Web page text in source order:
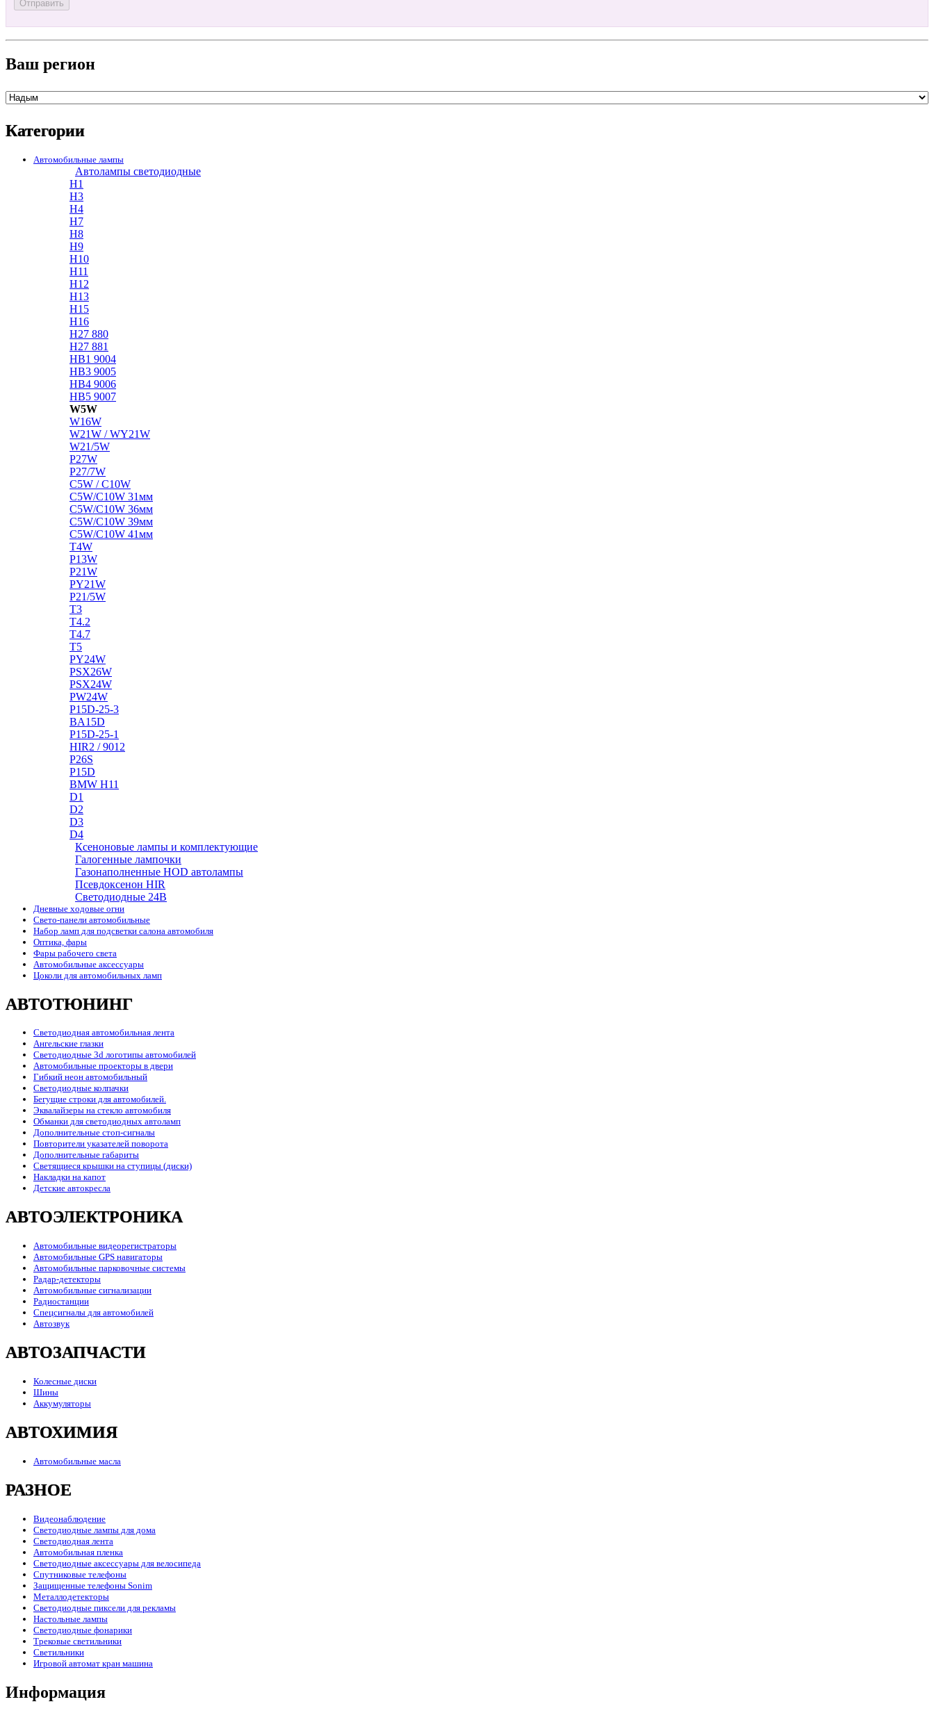
Ваш регион
Категории
Автомобильные лампы
Автолампы светодиодные
H1
H3
H4
H7
H8
H9
H10
H11
H12
H13
H15
H16
H27 880
H27 881
HB1 9004
HB3 9005
HB4 9006
HB5 9007
W5W
W16W
W21W / WY21W
W21/5W
P27W
P27/7W
C5W / C10W
C5W/C10W 31мм
C5W/C10W 36мм
C5W/C10W 39мм
C5W/C10W 41мм
T4W
P13W
P21W
PY21W
P21/5W
T3
T4.2
T4.7
T5
PY24W
PSX26W
PSX24W
PW24W
P15D-25-3
BA15D
P15D-25-1
HIR2 / 9012
P26S
P15D
BMW H11
D1
D2
D3
D4
Ксеноновые лампы и комплектующие
Галогенные лампочки
Газонаполненные HOD автолампы
Псевдоксенон HIR
Cветодиодные 24B
Дневные ходовые огни
Свето-панели автомобильные
Набор ламп для подсветки салона автомобиля
Оптика, фары
Фары рабочего света
Автомобильные аксессуары
Цоколи для автомобильных ламп
АВТОТЮНИНГ
Светодиодная автомобильная лента
Ангельские глазки
Светодиодные 3d логотипы автомобилей
Автомобильные проекторы в двери
Гибкий неон автомобильный
Светодиодные колпачки
Бегущие строки для автомобилей.
Эквалайзеры на стекло автомобиля
Обманки для светодиодных автоламп
Дополнительные стоп-сигналы
Повторители указателей поворота
Дополнительные габариты
Светящиеся крышки на ступицы (диски)
Накладки на капот
Детские автокресла
АВТОЭЛЕКТРОНИКА
Автомобильные видеорегистраторы
Автомобильные GPS навигаторы
Автомобильные парковочные системы
Радар-детекторы
Автомобильные сигнализации
Радиостанции
Спецсигналы для автомобилей
Автозвук
АВТОЗАПЧАСТИ
Колесные диски
Шины
Аккумуляторы
АВТОХИМИЯ
Автомобильные масла
РАЗНОЕ
Видеонаблюдение
Светодиодные лампы для дома
Светодиодная лента
Автомобильная пленка
Светодиодные аксессуары для велосипеда
Спутниковые телефоны
Защищенные телефоны Sonim
Металлодетекторы
Светодиодные пиксели для рекламы
Настольные лампы
Светодиодные фонарики
Трековые светильники
Светильники
Игровой автомат кран машина
Информация